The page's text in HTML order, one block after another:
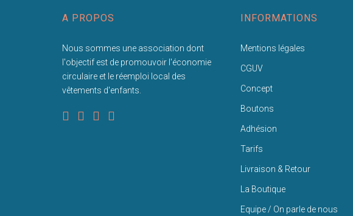
A PROPOS
Nous sommes une association dont
l'objectif est de promouvoir l'économie
circulaire et le réemploi local des
vêtements d'enfants.
INFORMATIONS
Mentions légales
CGUV
Concept
Boutons
Adhésion
Tarifs
Livraison & Retour
La Boutique
Equipe / On parle de nous